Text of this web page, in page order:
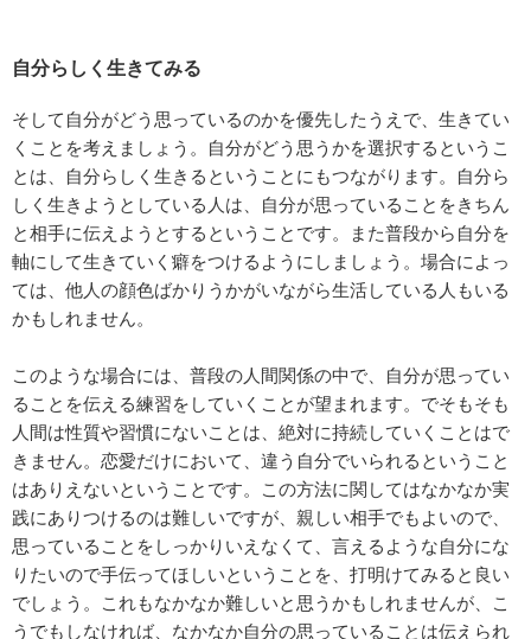
自分らしく生きてみる
そして自分がどう思っているのかを優先したうえで、生きてい
くことを考えましょう。自分がどう思うかを選択するというこ
とは、自分らしく生きるということにもつながります。自分ら
しく生きようとしている人は、自分が思っていることをきちん
と相手に伝えようとするということです。また普段から自分を
軸にして生きていく癖をつけるようにしましょう。場合によっ
ては、他人の顔色ばかりうかがいながら生活している人もいる
かもしれません。
このような場合には、普段の人間関係の中で、自分が思ってい
ることを伝える練習をしていくことが望まれます。でそもそも
人間は性質や習慣にないことは、絶対に持続していくことはで
きません。恋愛だけにおいて、違う自分でいられるということ
はありえないということです。この方法に関してはなかなか実
践にありつけるのは難しいですが、親しい相手でもよいので、
思っていることをしっかりいえなくて、言えるような自分にな
りたいので手伝ってほしいということを、打明けてみると良い
でしょう。これもなかなか難しいと思うかもしれませんが、こ
うでもしなければ、なかなか自分の思っていることは伝えられ